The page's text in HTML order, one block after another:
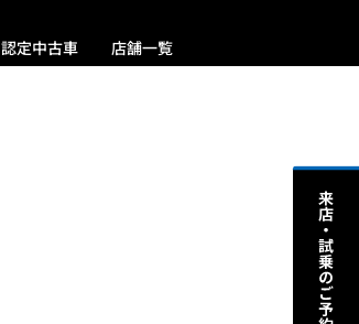
認定中古車 店舗一覧